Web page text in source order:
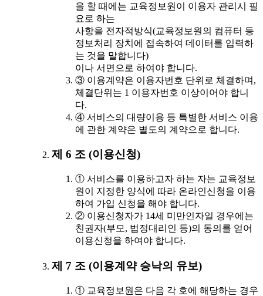
을 할 때에는 교육정보원이 이용자 관리시 필
요로 하는
사항을 전자적방식(교육정보원의 컴퓨터 등
정보처리 장치에 접속하여 데이터를 입력하
는 것을 말합니다)
이나 서면으로 하여야 합니다.
③ 이용계약은 이용자번호 단위로 체결하며,
체결단위는 1 이용자번호 이상이어야 합니
다.
④ 서비스의 대량이용 등 특별한 서비스 이용
에 관한 계약은 별도의 계약으로 합니다.
제 6 조 (이용신청)
① 서비스를 이용하고자 하는 자는 교육정보
원이 지정한 양식에 따라 온라인신청을 이용
하여 가입 신청을 해야 합니다.
② 이용신청자가 14세 미만인자일 경우에는
친권자(부모, 법정대리인 등)의 동의를 얻어
이용신청을 하여야 합니다.
제 7 조 (이용계약 승낙의 유보)
① 교육정보원은 다음 각 호에 해당하는 경우